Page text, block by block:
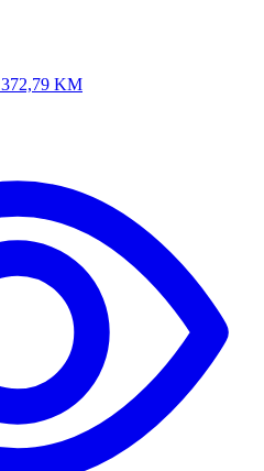
372,79 KM